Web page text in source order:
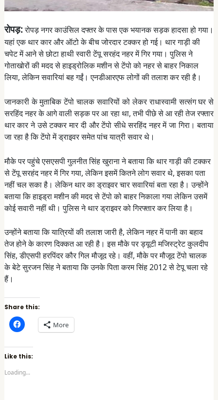
रोपड़:रोपड़ नगर काउंसिल दफ्तर के पास एक भयानक सड़क हादसा हो गया।
यहां एक थार कार और ऑटो के बीच जोरदार टक्कर हो गई। थार गाड़ी की
चपेट में आने से छोटा हाथी स्वारी टेंपू सरहंद नहर में गिर गया। पुलिस ने
गोताखोरों की मदद से हाइड्रोलिक मशीन से टेंपो को नहर से बाहर निकाल
लिया, लेकिन सवारियां बह गईं। एनडीआरएफ लोगों की तलाश कर रही है।
जानकारी के मुताबिक टेंपो चालक सवारियों को लेकर राधास्वामी सत्संग घर से
सरहिंद नहर के आगे वाली सड़क पर आ रहा था, तभी पीछे से आ रही तेज रफ्तार
थार कार ने उसे टक्कर मार दी और टेंपो सीधे सरहिंद नहर में जा गिरा। बताया
जा रहा है कि टेंपो में ड्राइवर समेत पांच यात्री सवार थे।
मौके पर पहुंचे एसएसपी गुलनीत सिंह खुराना ने बताया कि थार गाड़ी की टक्कर
से टेंपू सरहंद नहर में गिर गया, लेकिन इसमें कितने लोग सवार थे, इसका पता
नहीं चल सका है। लेकिन थार का ड्राइवर चार सवारियां बता रहा है। उन्होंने
बताया कि हाइड्रा मशीन की मदद से टेंपो को बाहर निकाला गया लेकिन उसमें
कोई सवारी नहीं थी। पुलिस ने थार ड्राइवर को गिरफ्तार कर लिया है।
उन्होंने बताया कि यात्रियों की तलाश जारी है, लेकिन नहर में पानी का बहाव
तेज होने के कारण दिक्कत आ रही है। इस मौके पर ड्यूटी मजिस्ट्रेट कुलदीप
सिंह, डीएसपी हरपिंदर कौर गिल मौजूद रहे। वहीं, मौके पर मौजूद टेंपो चालक
के बेटे सुरजन सिंह ने बताया कि उनके पिता करम सिंह 2012 से टेपू चला रहे
हैं।
Share this:
C
l
k
t
o
h
More
Like this:
Loading...